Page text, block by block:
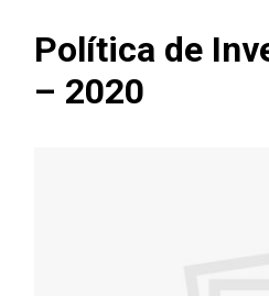
Política de
– 2020